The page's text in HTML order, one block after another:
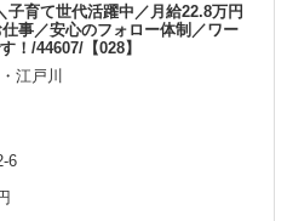
子育て世代活躍中／月給22.8万円
事／安心のフォロー体制／ワー
！/44607/【028】
江戸川
6